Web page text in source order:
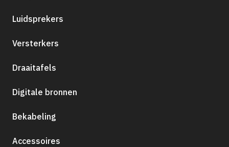
Luidsprekers
Versterkers
Draaitafels
Digitale bronnen
Bekabeling
Accessoires